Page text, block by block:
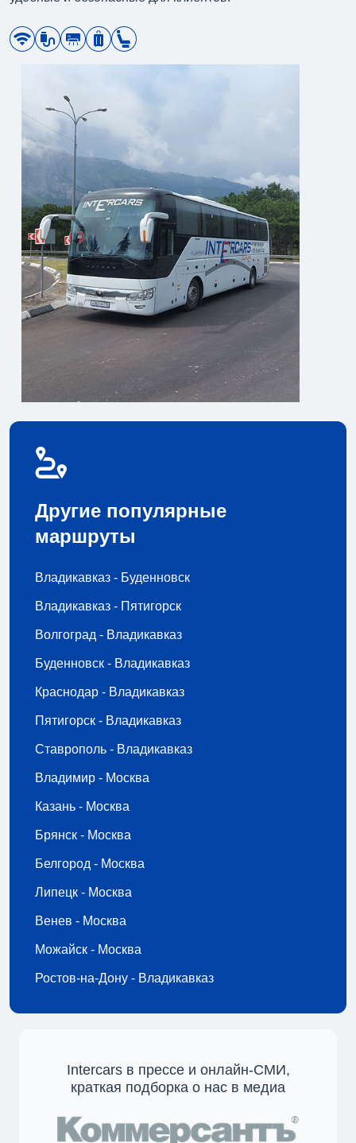
Другие популярные
маршруты
Владикавказ - Буденновск
Владикавказ - Пятигорск
Волгоград - Владикавказ
Буденновск - Владикавказ
Краснодар - Владикавказ
Пятигорск - Владикавказ
Ставрополь - Владикавказ
Владимир - Москва
Казань - Москва
Брянск - Москва
Белгород - Москва
Липецк - Москва
Венев - Москва
Можайск - Москва
Ростов-на-Дону - Владикавказ
Intercars в прессе и онлайн-СМИ,
краткая подборка о нас в медиа